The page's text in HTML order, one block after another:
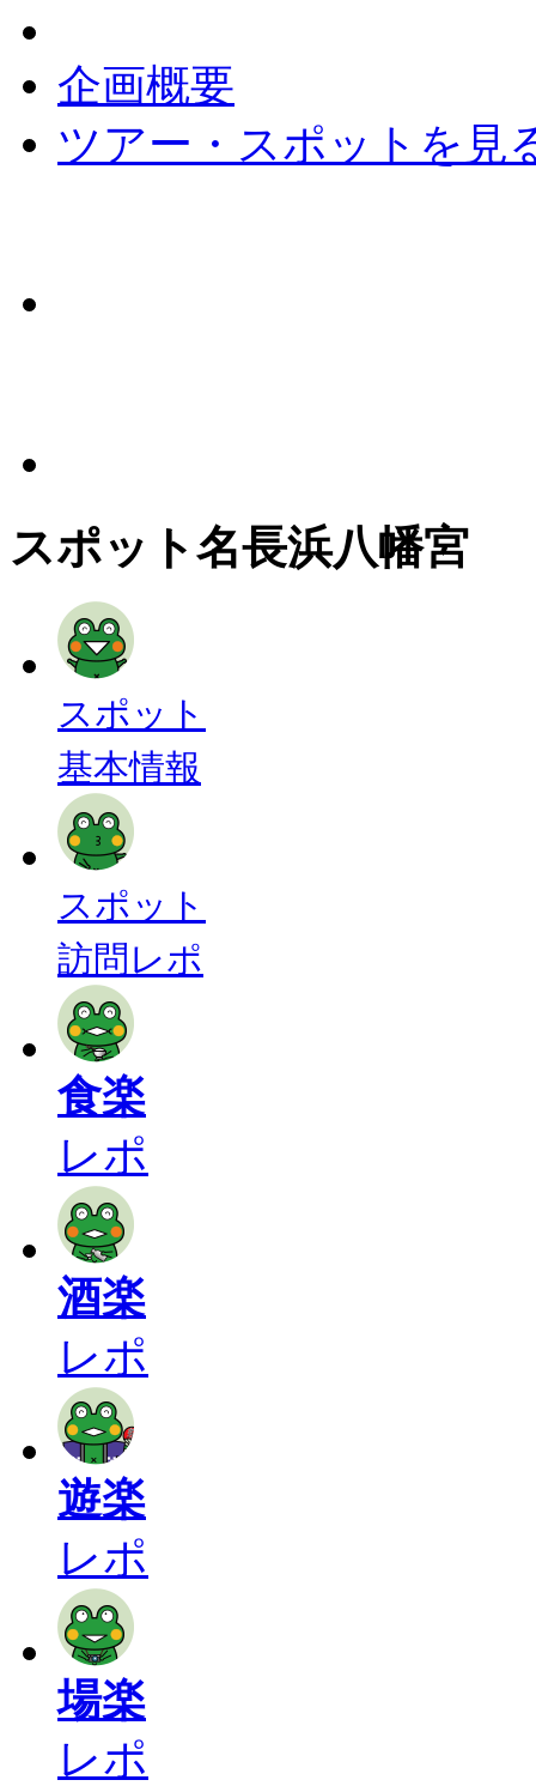
企画概要
ツアー・スポットを見
スポット名長浜八幡宮
スポット
基本情報
スポット
訪問レポ
食楽
レポ
酒楽
レポ
遊楽
レポ
場楽
レポ